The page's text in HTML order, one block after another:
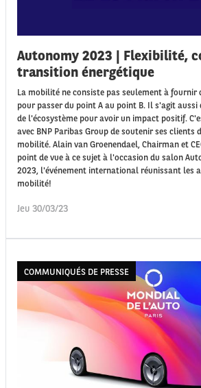
Autonomy 2023 | Flexibilité,
transition énergétique
La mobilité ne consiste pas seulement à fournir
pour passer du point A au point B. Il s'agit aussi
de l'écosystème pour avoir un impact positif.
avec BNP Paribas Group de soutenir ses clients
mobilité. Alain van Groenendael, Chairman et
point de vue à ce sujet à l'occasion du salon
2023, l'événement international réunissant les
mobilité!
Jeu 30/03/23
COMMUNIQUÉS DE PRESSE